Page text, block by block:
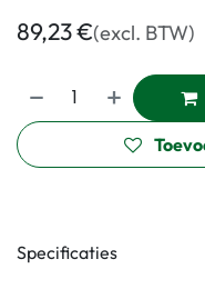
89,23€(excl. BTW)
Specificaties